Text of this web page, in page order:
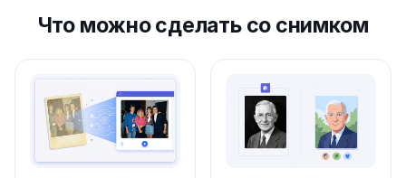
Что можно сделать со снимком